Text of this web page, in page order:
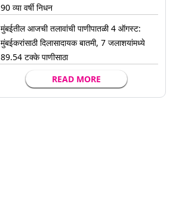
90 व्या वर्षी निधन
मुंबईतील आजची तलावांची पाणीपातळी 4 ऑगस्ट:
मुंबईकरांसाठी दिलासादायक बातमी, 7 जलाशयांमध्ये
89.54 टक्के पाणीसाठा
READ MORE